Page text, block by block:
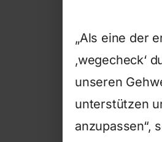
„Als eine der
‚wegecheck‘
unseren
unterstützen
anzupassen“,